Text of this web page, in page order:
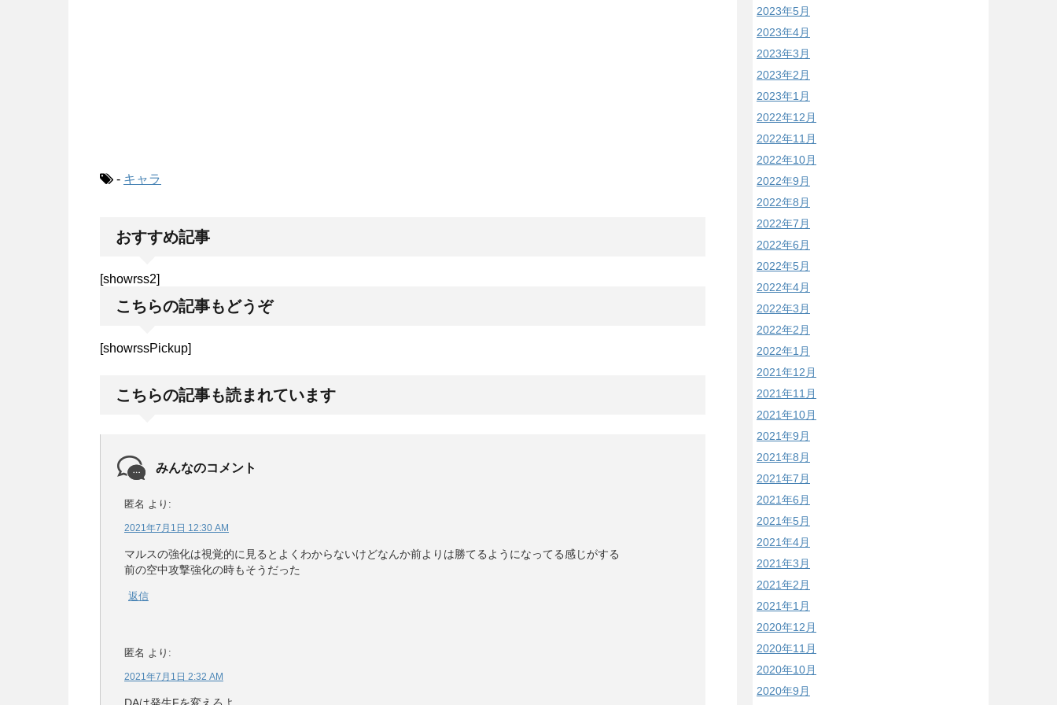
- キャラ
おすすめ記事
[showrss2]
こちらの記事もどうぞ
[showrssPickup]
こちらの記事も読まれています
みんなのコメント
匿名 より:
2021年7月1日 12:30 AM
マルスの強化は視覚的に見るとよくわからないけどなんか前よりは勝てるようになってる感じがする
前の空中攻撃強化の時もそうだった
返信
匿名 より:
2021年7月1日 2:32 AM
2023年5月
2023年4月
2023年3月
2023年2月
2023年1月
2022年12月
2022年11月
2022年10月
2022年9月
2022年8月
2022年7月
2022年6月
2022年5月
2022年4月
2022年3月
2022年2月
2022年1月
2021年12月
2021年11月
2021年10月
2021年9月
2021年8月
2021年7月
2021年6月
2021年5月
2021年4月
2021年3月
2021年2月
2021年1月
2020年12月
2020年11月
2020年10月
2020年9月